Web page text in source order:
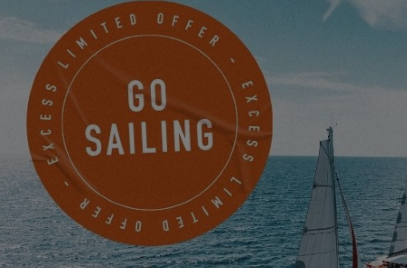
¿Algo que compartir con nosotros?
Deseo recibir por correo electrónico noticias, eventos y
ofertas de EXCESS.